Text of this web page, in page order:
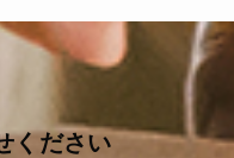
ください